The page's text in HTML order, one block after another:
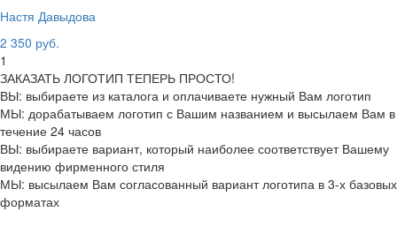
Настя Давыдова
2 350 руб.
1
ЗАКАЗАТЬ ЛОГОТИП ТЕПЕРЬ ПРОСТО!
ВЫ: выбираете из каталога и оплачиваете нужный Вам логотип
МЫ: дорабатываем логотип с Вашим названием и высылаем Вам в
течение 24 часов
ВЫ: выбираете вариант, который наиболее соответствует Вашему
видению фирменного стиля
МЫ: высылаем Вам согласованный вариант логотипа в 3-х базовых
форматах